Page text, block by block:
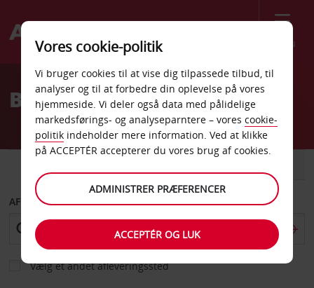
Menu
Welcome
AvisBilleje Berkeley
AFHENT FRA
Vælg et andet afleveringssted
Vores cookie-politik
Vi bruger cookies til at vise dig tilpassede tilbud, til
analyser og til at forbedre din oplevelse på vores
hjemmeside. Vi deler også data med pålidelige
markedsførings- og analyseparntere – vores cookie-
politik indeholder mere information. Ved at klikke
på ACCEPTÉR accepterer du vores brug af cookies.
ADMINISTRER PRÆFERENCER
ACCEPTÉR OG LUK